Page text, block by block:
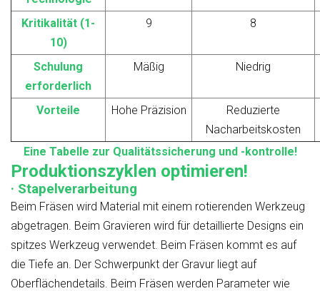
Kritikalität (1-
10)
9 8
Schulung
erforderlich
Mäßig Niedrig
Vorteile Hohe Präzision
Reduzierte
Nacharbeitskosten
Eine Tabelle zur Qualitätssicherung und -kontrolle!
Produktionszyklen optimieren!
· Stapelverarbeitung
Beim Fräsen wird Material mit einem rotierenden Werkzeug
abgetragen. Beim Gravieren wird für detaillierte Designs ein
spitzes Werkzeug verwendet. Beim Fräsen kommt es auf
die Tiefe an. Der Schwerpunkt der Gravur liegt auf
Oberflächendetails. Beim Fräsen werden Parameter wie